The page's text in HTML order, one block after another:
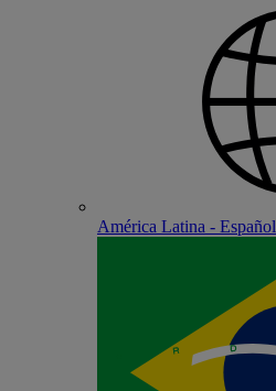
América Latina - Español